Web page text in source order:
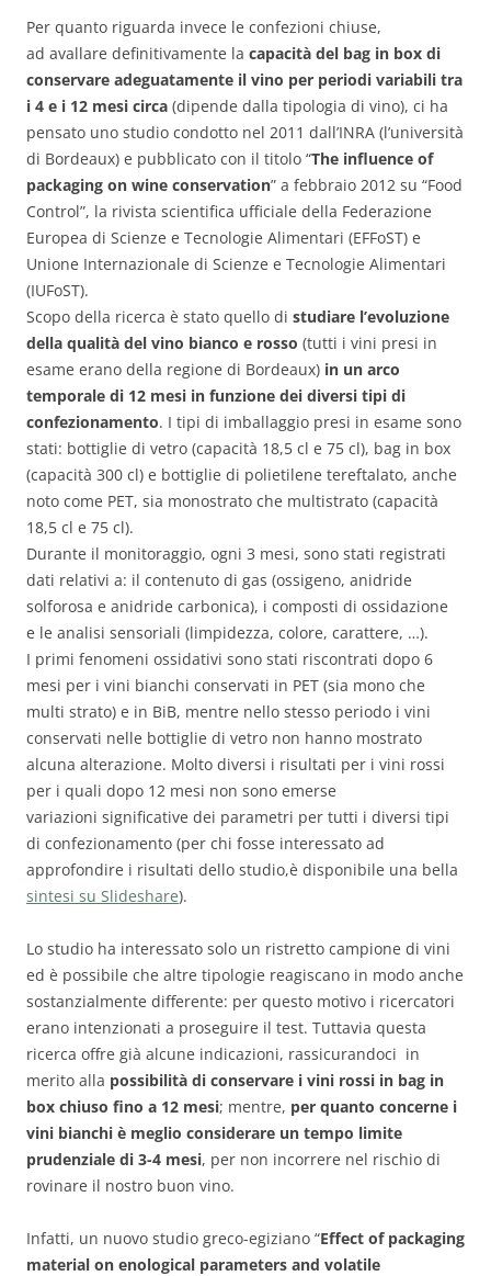
Per quanto riguarda invece le confezioni chiuse,
ad avallare definitivamente la capacità del bag in box di
conservare adeguatamente il vino per periodi variabili tra
i 4 e i 12 mesi circa (dipende dalla tipologia di vino), ci ha
pensato uno studio condotto nel 2011 dall’INRA (l’università
di Bordeaux) e pubblicato con il titolo “The influence of
packaging on wine conservation” a febbraio 2012 su “Food
Control”, la rivista scientifica ufficiale della Federazione
Europea di Scienze e Tecnologie Alimentari (EFFoST) e
Unione Internazionale di Scienze e Tecnologie Alimentari
(IUFoST).
Scopo della ricerca è stato quello di studiare l’evoluzione
della qualità del vino bianco e rosso (tutti i vini presi in
esame erano della regione di Bordeaux) in un arco
temporale di 12 mesi in funzione dei diversi tipi di
confezionamento. I tipi di imballaggio presi in esame sono
stati: bottiglie di vetro (capacità 18,5 cl e 75 cl), bag in box
(capacità 300 cl) e bottiglie di polietilene tereftalato, anche
noto come PET, sia monostrato che multistrato (capacità
18,5 cl e 75 cl).
Durante il monitoraggio, ogni 3 mesi, sono stati registrati
dati relativi a: il contenuto di gas (ossigeno, anidride
solforosa e anidride carbonica), i composti di ossidazione
e le analisi sensoriali (limpidezza, colore, carattere, …).
I primi fenomeni ossidativi sono stati riscontrati dopo 6
mesi per i vini bianchi conservati in PET (sia mono che
multi strato) e in BiB, mentre nello stesso periodo i vini
conservati nelle bottiglie di vetro non hanno mostrato
alcuna alterazione. Molto diversi i risultati per i vini rossi
per i quali dopo 12 mesi non sono emerse
variazioni significative dei parametri per tutti i diversi tipi
di confezionamento (per chi fosse interessato ad
approfondire i risultati dello studio,è disponibile una bella
sintesi su Slideshare).
Lo studio ha interessato solo un ristretto campione di vini
ed è possibile che altre tipologie reagiscano in modo anche
sostanzialmente differente: per questo motivo i ricercatori
erano intenzionati a proseguire il test. Tuttavia questa
ricerca offre già alcune indicazioni, rassicurandoci in
merito alla possibilità di conservare i vini rossi in bag in
box chiuso fino a 12 mesi; mentre, per quanto concerne i
vini bianchi è meglio considerare un tempo limite
prudenziale di 3-4 mesi, per non incorrere nel rischio di
rovinare il nostro buon vino.
Infatti, un nuovo studio greco-egiziano “Effect of packaging
material on enological parameters and volatile